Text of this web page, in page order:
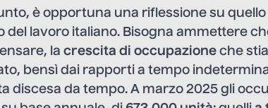
è opportuna una riflessione su
del lavoro italiano. Bisogna ammettere
la crescita di occupazione che
bensì dai rapporti a tempo
discesa da tempo. A marzo 2025 gli